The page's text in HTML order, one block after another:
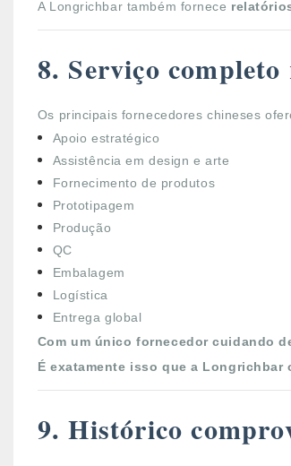
A Longrichbar também fornece
8. Serviço
Os principais fornecedores chineses
Apoio estratégico
Assistência em design e arte
Fornecimento de produtos
Prototipagem
Produção
QC
Embalagem
Logística
Entrega global
Com um único fornecedor cuidando
É exatamente isso que a
9. Histórico